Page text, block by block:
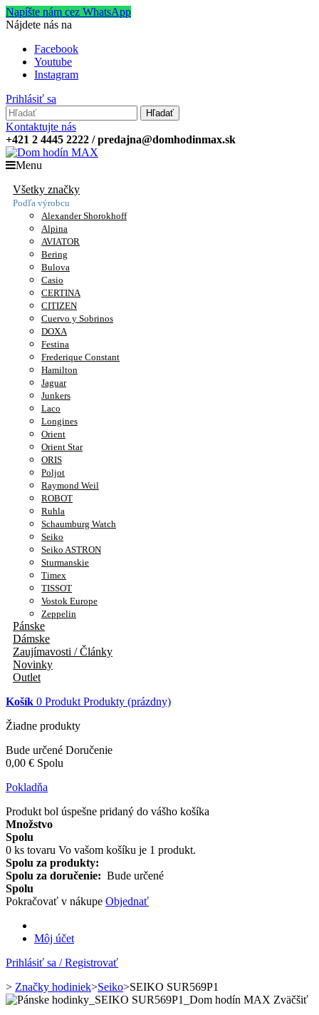
Napíšte nám cez WhatsApp
Nájdete nás na
Facebook
Youtube
Instagram
Prihlásiť sa
Hľadať
Kontaktujte nás
+421 2 4445 2222 / predajna@domhodinmax.sk
Menu
Všetky značky
Podľa výrobcu
Alexander Shorokhoff
Alpina
AVIATOR
Bering
Bulova
Casio
CERTINA
CITIZEN
Cuervo y Sobrinos
DOXA
Festina
Frederique Constant
Hamilton
Jaguar
Junkers
Laco
Longines
Orient
Orient Star
ORIS
Poljot
Raymond Weil
ROBOT
Ruhla
Schaumburg Watch
Seiko
Seiko ASTRON
Sturmanskie
Timex
TISSOT
Vostok Europe
Zeppelin
Pánske
Dámske
Zaujímavosti / Články
Novinky
Outlet
Košík 0 Produkt Produkty (prázdny)
Žiadne produkty
Bude určené Doručenie
0,00 € Spolu
Pokladňa
Produkt bol úspešne pridaný do vášho košíka
Množstvo
Spolu
0 ks tovaru Vo vašom košíku je 1 produkt.
Spolu za produkty:
Spolu za doručenie: Bude určené
Spolu
Pokračovať v nákupe Objednať
Môj účet
Prihlásiť sa / Registrovať
> Značky hodiniek>Seiko>SEIKO SUR569P1
Zväčšiť